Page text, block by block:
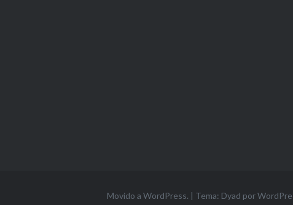
Movido a WordPress. | Tema: Dyad por